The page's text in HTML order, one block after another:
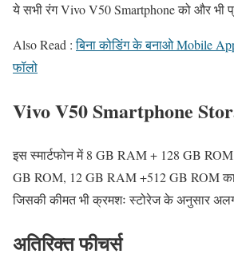
ये सभी रंग Vivo V50 Smartphone को और भी
Also Read :बिना कोडिंग के बनाओ Mobile
फॉलो
Vivo V50 Smartphone
इस स्मार्टफोन में 8 GB RAM + 128 GB
GB ROM, 12 GB RAM +512 GB ROM का
जिसकी कीमत भी क्रमशः स्टोरेज के अनुसार
अतिरिक्त फीचर्स